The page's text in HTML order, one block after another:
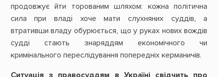
продовжує йти торованим шляхом: кожна політична
сила при владі хоче мати слухняних суддів, а
втративши владу обурюється, що у руках нових вождів
судді стають знаряддям економічного чи
кримінального переслідування попередніх керманичів.